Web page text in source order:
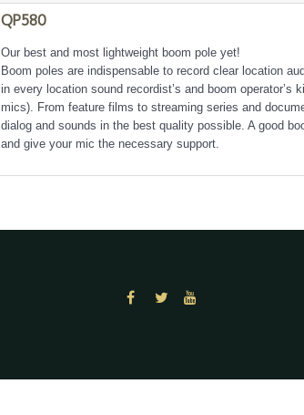
QP580
Our best and most lightweight boom pole yet!
Boom poles are indispensable to record clear location
in every location sound recordist’s and boom operator’s
mics). From feature films to streaming series and
dialog and sounds in the best quality possible. A good
and give your mic the necessary support.